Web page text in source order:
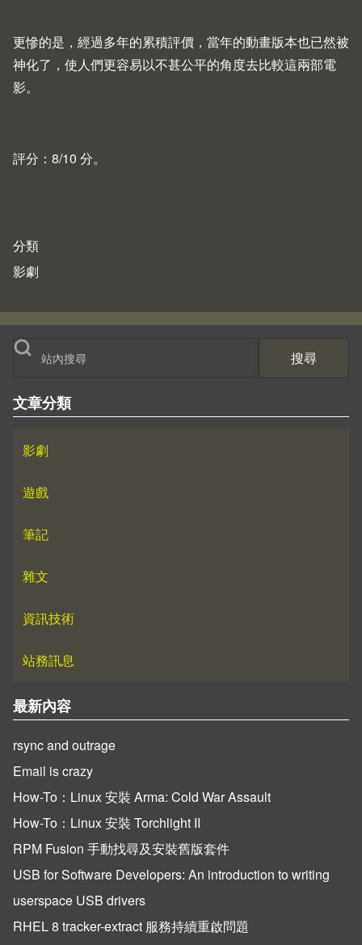
搜尋
文章分類
影劇
遊戲
筆記
雜文
資訊技術
站務訊息
最新內容
rsync and outrage
Email is crazy
How-To：Linux 安裝 Arma: Cold War Assault
How-To：Linux 安裝 Torchlight II
RPM Fusion 手動找尋及安裝舊版套件
USB for Software Developers: An introduction to writing
userspace USB drivers
RHEL 8 tracker-extract 服務持續重啟問題
更慘的是，經過多年的累積評價，當年的動畫版本也已然被
神化了，使人們更容易以不甚公平的角度去比較這兩部電
影。
評分：8/10 分。
分類
影劇